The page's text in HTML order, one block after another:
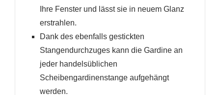
Ihre Fenster und lässt sie in neuem Glanz
erstrahlen.
Dank des ebenfalls gestickten
Stangendurchzuges kann die Gardine an
jeder handelsüblichen
Scheibengardinenstange aufgehängt
werden.
AUF MEINE WUNSCHLISTE
WUNSCHLISTE ERSTELLEN
Name der Wunschliste
ANMELDEN
Sie müssen angemeldet sein, um Artikel Ihrer
Wunschliste hinzufügen zu können.